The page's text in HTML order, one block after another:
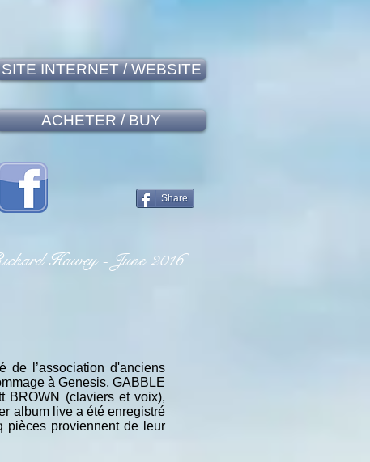
SITE INTERNET / WEBSITE
ACHETER / BUY
de l’association d'anciens
à Genesis, GABBLE
BROWN (claviers et voix),
album live a été enregistré
pièces proviennent de leur
Hawey - June 2016
Share